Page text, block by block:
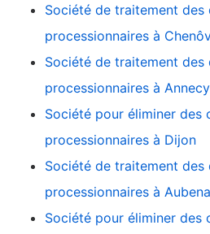
Société de traitement des
processionnaires à
Société de traitement des
processionnaires à Annecy
Société pour éliminer des
processionnaires à Dijon
Société de traitement des
processionnaires à
Société pour éliminer des